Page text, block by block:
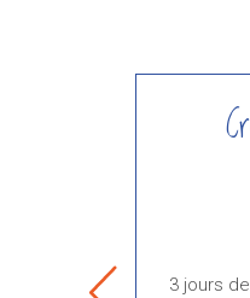
3 jours